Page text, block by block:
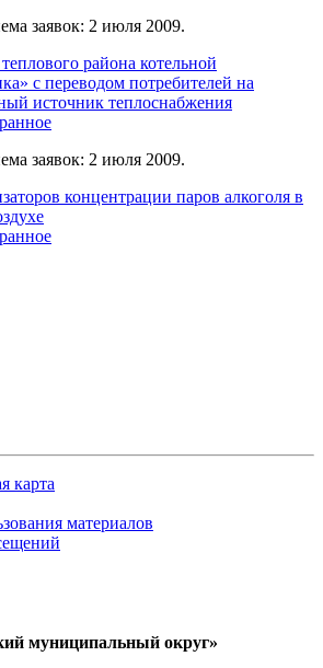
заявок: 2 июля 2009.
района котельной
с переводом потребителей на
источник теплоснабжения
заявок: 2 июля 2009.
концентрации паров алкоголя в
карта
материалов
муниципальный округ»